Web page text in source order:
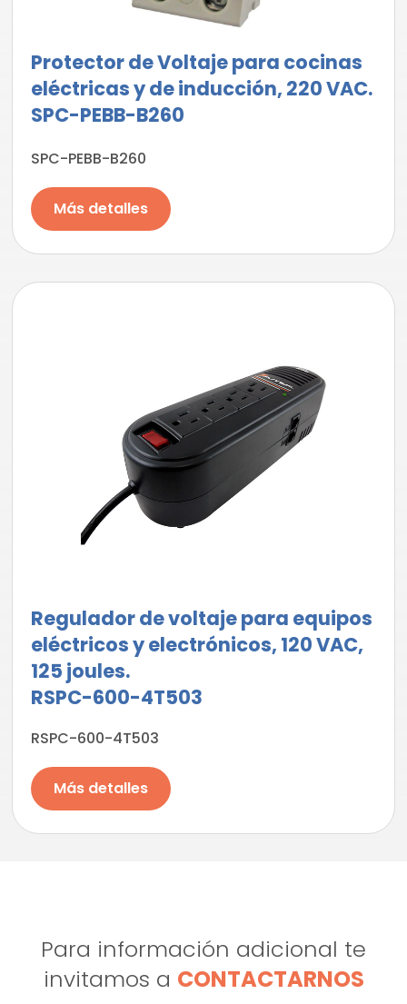
Protector de Voltaje para cocinas
eléctricas y de inducción, 220 VAC.
SPC-PEBB-B260
SPC-PEBB-B260
Más detalles
Regulador de voltaje para equipos
eléctricos y electrónicos, 120 VAC,
125 joules.
RSPC-600-4T503
RSPC-600-4T503
Más detalles
Para información adicional te
invitamos a CONTACTARNOS